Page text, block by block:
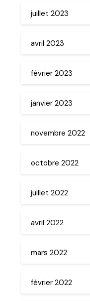
juillet 2023
avril 2023
février 2023
janvier 2023
novembre 2022
octobre 2022
juillet 2022
avril 2022
mars 2022
février 2022